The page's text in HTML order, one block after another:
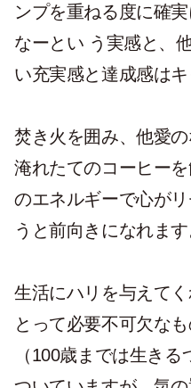
ンプを重ねる度に確
なーとい う実感と、
い充実感と達成感はキ
焚き火を囲み、他愛の
淹れたてのコーヒー
のエネルギーで心が
うと前向きになれます
生活にハリを与えて
とって必要不可欠な
（100歳までは生き